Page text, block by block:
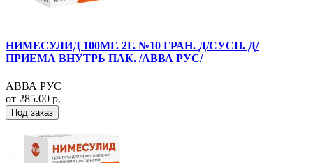
НИМЕСУЛИД 100МГ. 2Г. №10 ГРАН. Д/СУСП. Д/
ПРИЕМА ВНУТРЬ ПАК. /АВВА РУС/
АВВА РУС
от 285.00 р.
Под заказ